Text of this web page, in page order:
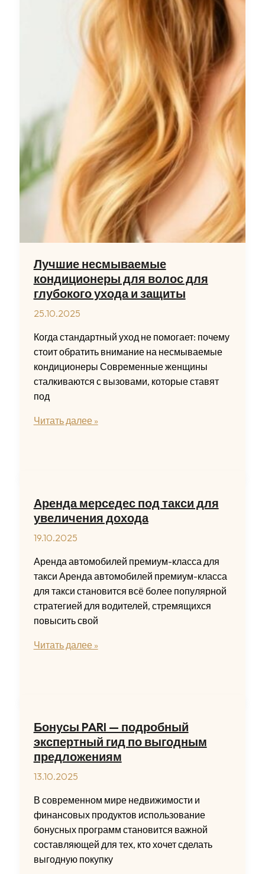
Лучшие несмываемые
кондиционеры для волос для
глубокого ухода и защиты
25.10.2025
Когда стандартный уход не помогает: почему
стоит обратить внимание на несмываемые
кондиционеры Современные женщины
сталкиваются с вызовами, которые ставят
под
Лучшие
глубокого
ухода
и
Читать далее »
Аренда мерседес под такси для
увеличения дохода
19.10.2025
Аренда автомобилей премиум-класса для
такси Аренда автомобилей премиум-класса
для такси становится всё более популярной
стратегией для водителей, стремящихся
повысить свой
Аренда
дохода
Читать далее »
Бонусы PARI — подробный
экспертный гид по выгодным
предложениям
13.10.2025
В современном мире недвижимости и
финансовых продуктов использование
бонусных программ становится важной
составляющей для тех, кто хочет сделать
выгодную покупку